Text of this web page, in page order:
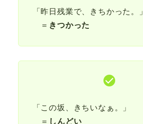
「昨日残業で、きちかった。」
＝ きつかった
「この坂、きちいなぁ。」
＝ しんどい